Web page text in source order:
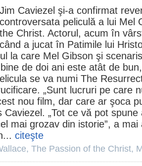
Jim Caviezel şi-a confirmat
controversata peliculă a lui Mel
the Christ. Actorul, acum în
când a jucat în Patimile lui
la care Mel Gibson şi
de doi ani este atât de
se va numi The
„Sunt lucruri pe care
nou film, dar care ar şoca
Caviezel. „Tot ce vă pot
mai grozav din istorie”, a
citeşte
, The Passion of the Christ,